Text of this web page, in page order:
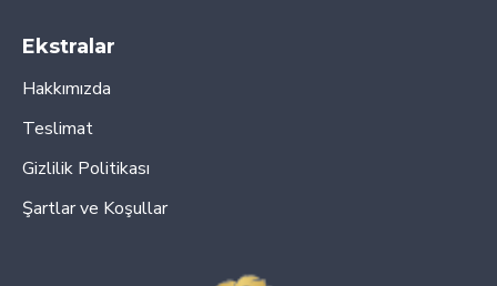
Ekstralar
Hakkımızda
Teslimat
Gizlilik Politikası
Şartlar ve Koşullar